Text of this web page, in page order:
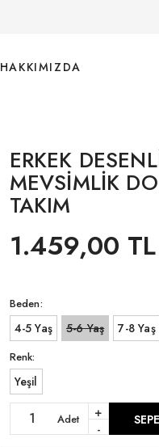
HAKKIMIZDA
ERKEK
MEVSİMLİK
TAKIM
1.459,00 TL
Beden:
4-5 Yaş 5-6 Yaş 7-8 Yaş
Renk:
Yeşil
Adet
+
-